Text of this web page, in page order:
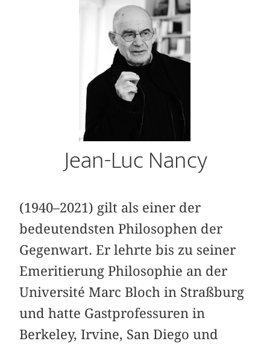
Jean-Luc Nancy
(1940–2021) gilt als einer der
bedeutendsten Philosophen der
Gegenwart. Er lehrte bis zu seiner
Emeritierung Philosophie an der
Université Marc Bloch in Straßburg
und hatte Gastprofessuren in
Berkeley, Irvine, San Diego und